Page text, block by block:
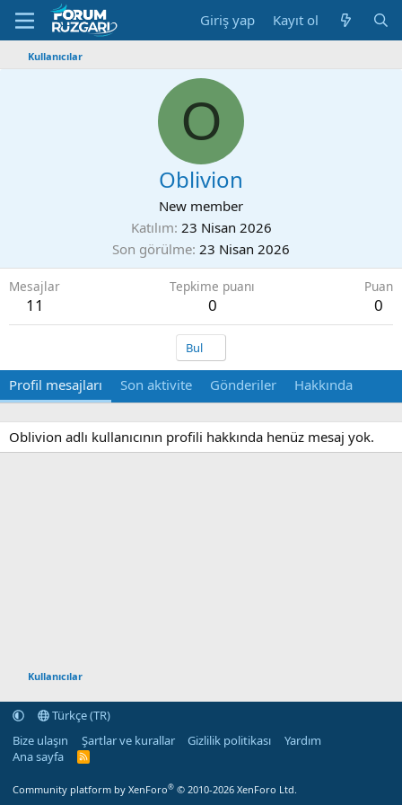
Giriş yap Kayıt ol
Kullanıcılar
O
Oblivion
New member
Katılım 23 Nisan 2026
Son görülme 23 Nisan 2026
Mesajlar
11
Tepkime puanı
0
Puan
0
Bul
Profil mesajları Son aktivite Gönderiler Hakkında
Oblivion adlı kullanıcının profili hakkında henüz mesaj yok.
Kullanıcılar
Türkçe (TR)
Bize ulaşın
Şartlar ve kurallar Gizlilik politikası
Yardım
Ana sayfa
R
Community platform by XenForo® © 2010-2026 XenForo Ltd.